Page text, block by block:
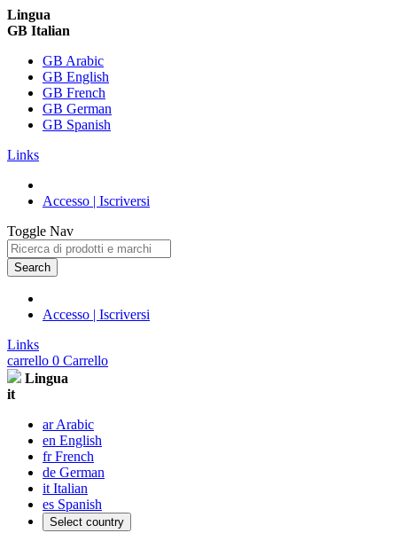
Lingua
GB Italian
GB Arabic
GB English
GB French
GB German
GB Spanish
Links
Accesso | Iscriversi
Toggle Nav
Search
Accesso | Iscriversi
Links
carrello 0 Carrello
Lingua
it
ar Arabic
en English
fr French
de German
it Italian
es Spanish
Select country